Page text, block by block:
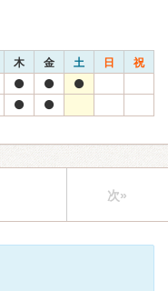
木 金 土 日 祝
次»